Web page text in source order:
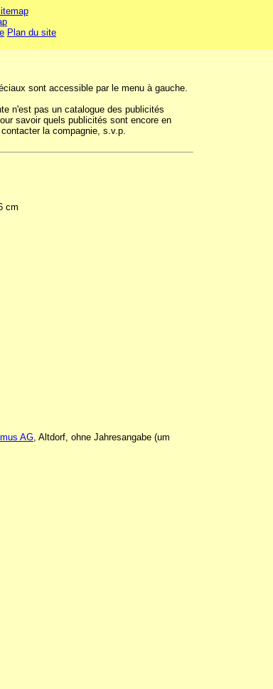
Plan du site
sont accessible par le menu à gauche.
n'est pas un catalogue des publicités
savoir quels publicités sont encore en
la compagnie, s.v.p.
cm
AG, Altdorf, ohne Jahresangabe (um